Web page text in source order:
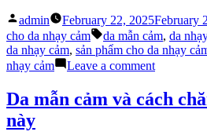
dành
cho
da
nhạy
cảm
có
Posted
by
admin February 22, 2025February
cho da nhạy cảm
Tags:
da mẫn cảm, da
da nhạy cảm, sản phẩm cho da nhạy
nhạy cảm
Leave a commenton
phẩm
dành
Da mẫn cảm và cách
này